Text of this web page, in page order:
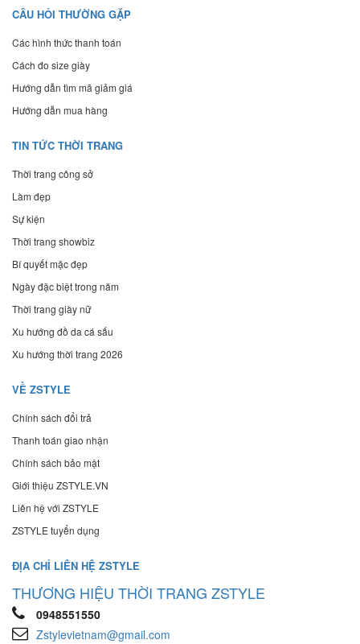
CÂU HỎI THƯỜNG GẶP
Các hình thức thanh toán
Cách đo size giày
Hướng dẫn tìm mã giảm giá
Hướng dẫn mua hàng
TIN TỨC THỜI TRANG
Thời trang công sở
Làm đẹp
Sự kiện
Thời trang showbiz
Bí quyết mặc đẹp
Ngày đặc biệt trong năm
Thời trang giày nữ
Xu hướng đồ da cá sấu
Xu hướng thời trang 2026
VỀ ZSTYLE
Chính sách đổi trả
Thanh toán giao nhận
Chính sách bảo mật
Giới thiệu ZSTYLE.VN
Liên hệ với ZSTYLE
ZSTYLE tuyển dụng
ĐỊA CHỈ LIÊN HỆ ZSTYLE
THƯƠNG HIỆU THỜI TRANG ZSTYLE
0948551550
Zstylevietnam@gmail.com